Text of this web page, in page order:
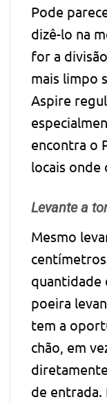
Pode
dizê-lo na
for a
mais limpo
Aspire
encontra o
locais onde
Levante a
Mesmo
quantidade
poeira
tem a
chão, em
de